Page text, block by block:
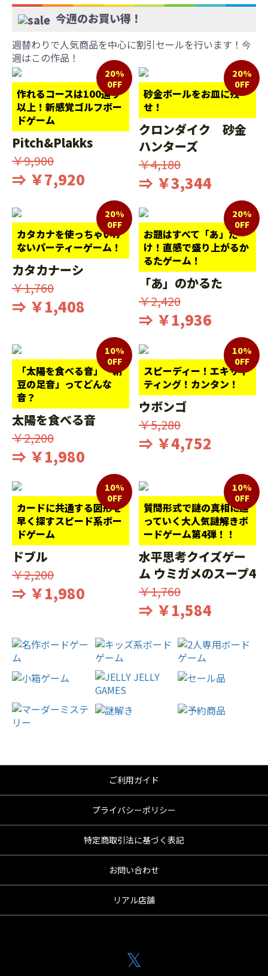
今週のお買い得！
週替わりで人気商品を中心に割引セールを行います！今
週はこの作品！
作れるコースは100通り
以上！新感覚ゴルフボー
ドゲーム
20%
0FF
Pitch&Plakks
￥9,900
⇒ ￥7,920
砂金ボールをお皿に残
せ！
20%
0FF
クロンダイク 砂金
ハンターズ
￥4,180
⇒ ￥3,344
カタカナを使っちゃいけ
ないパーティーゲーム！
20%
0FF
カタカナーシ
￥1,760
⇒ ￥1,408
お題はすべて「あ」だ
け！直感で盛り上がるか
るたゲーム！
20%
0FF
「あ」のかるた
￥2,420
⇒ ￥1,936
「太陽を食べる音」「納
豆の足音」ってどんな
音？
10%
0FF
太陽を食べる音
￥2,200
⇒ ￥1,980
スピーディー！エキサイ
ティング！カンタン！
10%
0FF
ウボンゴ
￥5,280
⇒ ￥4,752
カードに共通する図形を
早く探すスピード系ボー
ドゲーム
10%
0FF
ドブル
￥2,200
⇒ ￥1,980
質問形式で謎の真相に迫
っていく大人気謎解きボ
ードゲーム第4弾！！
10%
0FF
水平思考クイズゲー
ム ウミガメのスープ4
￥1,760
⇒ ￥1,584
ご利用ガイド
プライバシーポリシー
特定商取引法に基づく表記
お問い合わせ
リアル店舗
𝕏